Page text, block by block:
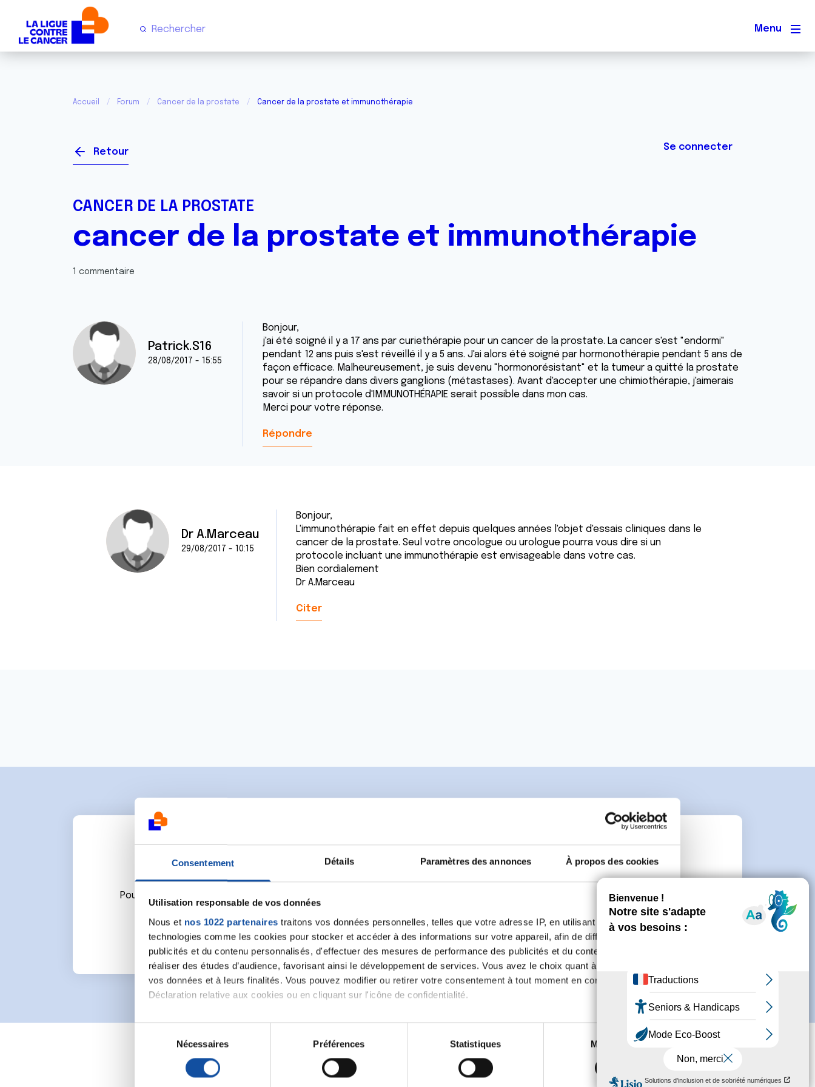
Consentement Détails Paramètres des annonces À propos des cookies
Utilisation responsable de vos données
Nous et nos 1022 partenaires traitons vos données personnelles, telles que votre adresse IP, en utilisant des
technologies comme les cookies pour stocker et accéder à des informations sur votre appareil, afin de diffuser des
publicités et du contenu personnalisés, d'effectuer des mesures de performance des publicités et du contenu, ainsi que de
réaliser des études d’audience, favorisant ainsi le développement de services. Vous avez le choix quant à l'utilisation de
vos données et à leurs finalités. Vous pouvez modifier ou retirer votre consentement à tout moment en consultant la
Déclaration relative aux cookies ou en cliquant sur l'icône de confidentialité.
Si vous le permettez, nous aimerions également :
Collecter des informations sur votre localisation géographique qui peuvent être précises à plusieurs mètres près
digitales).
Nécessaires Préférences Statistiques Marketing
Menu
Accueil Forum Cancer de la prostate Cancer de la prostate et immunothérapie
Retour Se connecter
CANCER DE LA PROSTATE
cancer de la prostate et immunothérapie
1 commentaire
Patrick.S16
28/08/2017 - 15:55
Bonjour,
j'ai été soigné il y a 17 ans par curiethérapie pour un cancer de la prostate. La cancer s'est "endormi"
pendant 12 ans puis s'est réveillé il y a 5 ans. J'ai alors été soigné par hormonothérapie pendant 5 ans de
façon efficace. Malheureusement, je suis devenu "hormonorésistant" et la tumeur a quitté la prostate
pour se répandre dans divers ganglions (métastases). Avant d'accepter une chimiothérapie, j'aimerais
savoir si un protocole d'IMMUNOTHÉRAPIE serait possible dans mon cas.
Merci pour votre réponse.
Répondre
Dr A.Marceau
29/08/2017 - 10:15
Bonjour,
L'immunothérapie fait en effet depuis quelques années l'objet d'essais cliniques dans le
cancer de la prostate. Seul votre oncologue ou urologue pourra vous dire si un
protocole incluant une immunothérapie est envisageable dans votre cas.
Bien cordialement
Dr A.Marceau
Citer
Ecrire un commentaire
Pour écrire un commentaire ou lancer une nouvelle discussion vous aurez besoin de vous connecter ou de créer un compte.
Se connecter Créer un nouveau compte